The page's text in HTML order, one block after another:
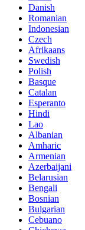
Danish
Romanian
Indonesian
Czech
Afrikaans
Swedish
Polish
Basque
Catalan
Esperanto
Hindi
Lao
Albanian
Amharic
Armenian
Azerbaijani
Belarusian
Bengali
Bosnian
Bulgarian
Cebuano